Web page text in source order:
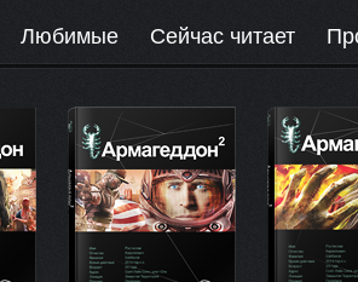
Любимые Сейчас читает